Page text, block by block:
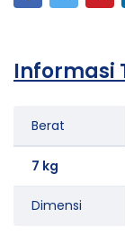
Informasi
Berat
7 kg
Dimensi